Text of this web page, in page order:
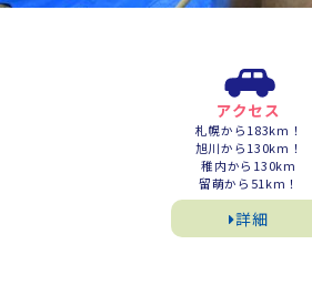
アクセス
札幌から183km！
旭川から130km！
稚内から130km
留萌から51km！
詳細